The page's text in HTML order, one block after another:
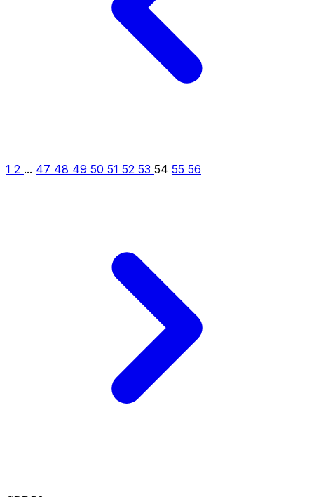
1 2 ... 47 48 49 50 51 52 53 54 55 56